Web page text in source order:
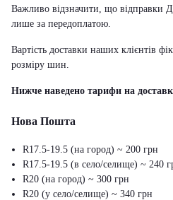
Важливо відзначити, що відправки
лише за передоплатою.
Вартість доставки наших клієнтів
розміру шин.
Нижче наведено тарифи на
Нова Пошта
R17.5-19.5 (на город) ~ 200 грн
R17.5-19.5 (в село/селище) ~ 240
R20 (на город) ~ 300 грн
R20 (у село/селище) ~ 340 грн